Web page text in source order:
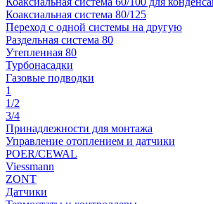
Коаксиальная система 80/125
Переход с одной системы на другую
Раздельная система 80
Утепленная 80
Турбонасадки
Газовые подводки
1
1/2
3/4
Принадлежности для монтажа
Управление отоплением и датчики
POER/CEWAL
Viessmann
ZONT
Датчики